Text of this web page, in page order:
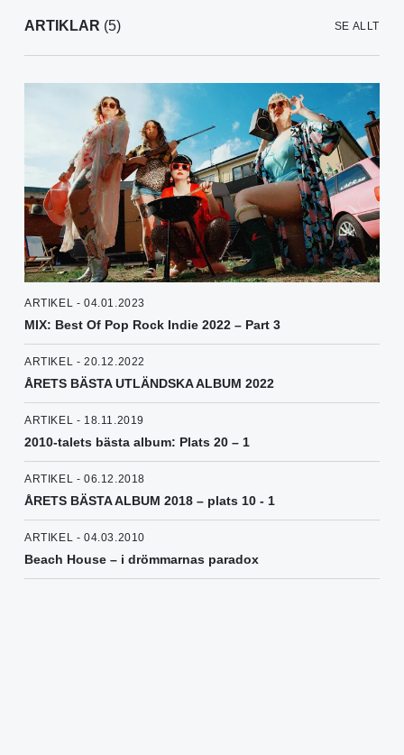
ARTIKLAR (5) SE ALLT
ARTIKEL - 04.01.2023
MIX: Best Of Pop Rock Indie 2022 – Part 3
ARTIKEL - 20.12.2022
ÅRETS BÄSTA UTLÄNDSKA ALBUM 2022
ARTIKEL - 18.11.2019
2010-talets bästa album: Plats 20 – 1
ARTIKEL - 06.12.2018
ÅRETS BÄSTA ALBUM 2018 – plats 10 - 1
ARTIKEL - 04.03.2010
Beach House – i drömmarnas paradox